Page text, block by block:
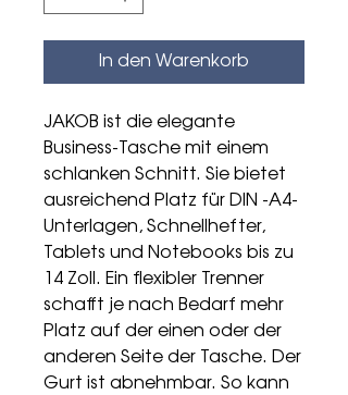
In den Warenkorb
JAKOB ist die elegante
Business-Tasche mit einem
schlanken Schnitt. Sie bietet
ausreichend Platz für DIN -A4-
Unterlagen, Schnellhefter,
Tablets und Notebooks bis zu
14 Zoll. Ein flexibler Trenner
schafft je nach Bedarf mehr
Platz auf der einen oder der
anderen Seite der Tasche. Der
Gurt ist abnehmbar. So kann